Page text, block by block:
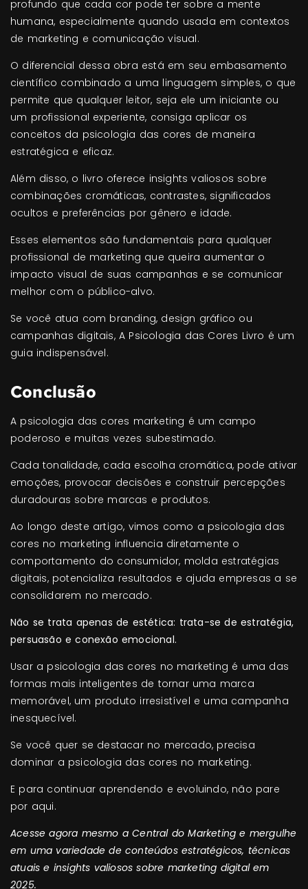
profundo que cada cor pode ter sobre a mente
humana, especialmente quando usada em contextos
de marketing e comunicação visual.
O diferencial dessa obra está em seu embasamento
científico combinado a uma linguagem simples, o que
permite que qualquer leitor, seja ele um iniciante ou
um profissional experiente, consiga aplicar os
conceitos da psicologia das cores de maneira
estratégica e eficaz.
Além disso, o livro oferece insights valiosos sobre
combinações cromáticas, contrastes, significados
ocultos e preferências por gênero e idade.
Esses elementos são fundamentais para qualquer
profissional de marketing que queira aumentar o
impacto visual de suas campanhas e se comunicar
melhor com o público-alvo.
Se você atua com branding, design gráfico ou
campanhas digitais, A Psicologia das Cores Livro é um
guia indispensável.
Conclusão
A psicologia das cores marketing é um campo
poderoso e muitas vezes subestimado.
Cada tonalidade, cada escolha cromática, pode ativar
emoções, provocar decisões e construir percepções
duradouras sobre marcas e produtos.
Ao longo deste artigo, vimos como a psicologia das
cores no marketing influencia diretamente o
comportamento do consumidor, molda estratégias
digitais, potencializa resultados e ajuda empresas a se
consolidarem no mercado.
Não se trata apenas de estética: trata-se de estratégia,
persuasão e conexão emocional.
Usar a psicologia das cores no marketing é uma das
formas mais inteligentes de tornar uma marca
memorável, um produto irresistível e uma campanha
inesquecível.
Se você quer se destacar no mercado, precisa
dominar a psicologia das cores no marketing.
E para continuar aprendendo e evoluindo, não pare
por aqui.
Acesse agora mesmo a Central do Marketing e mergulhe
em uma variedade de conteúdos estratégicos, técnicas
atuais e insights valiosos sobre marketing digital em
2025.